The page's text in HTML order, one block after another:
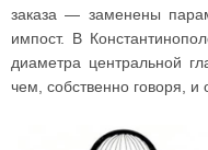
заказа — заменены
импост. В
диаметра центральной
чем, собственно говоря, и